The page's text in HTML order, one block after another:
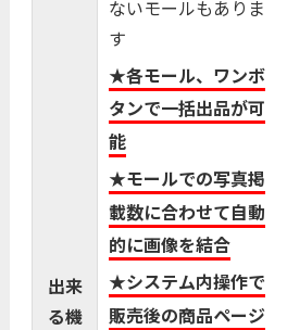
出来
る機
ないモールもありま
す
★各モール、ワンボ
タンで一括出品が可
能
★モールでの写真掲
載数に合わせて自動
的に画像を結合
★システム内操作で
販売後の商品ページ